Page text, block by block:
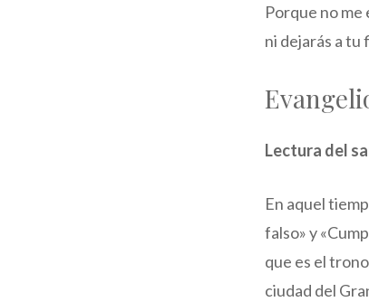
Porque no
ni dejarás a
Lectura del
En aquel
falso» y
que es el
ciudad del